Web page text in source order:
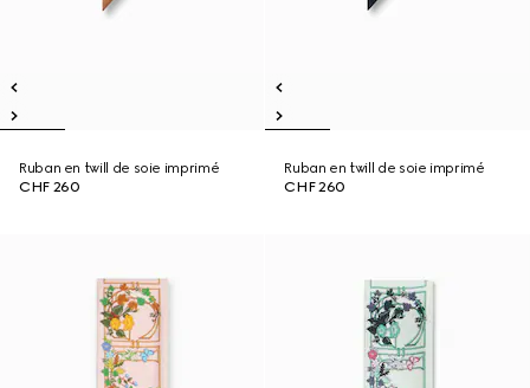
Ruban en twill de soie imprimé
CHF 260
Ruban en twill de soie imprimé
CHF 260